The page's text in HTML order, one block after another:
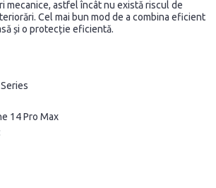
mecanice, astfel încât nu există riscul de
Cel mai bun mod de a combina eficient
și o protecție eficientă.
14 Pro Max